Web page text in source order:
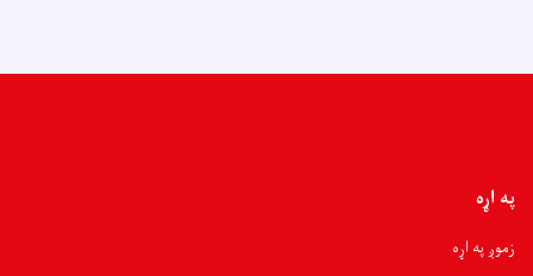
په اړه
زموږ په اړه